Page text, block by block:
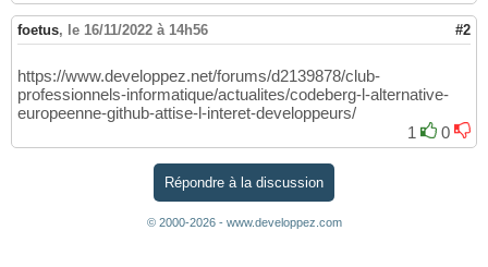
foetus, le 16/11/2022 à 14h56 #2
https://www.developpez.net/forums/d2139878/club-
professionnels-informatique/actualites/codeberg-l-alternative-
europeenne-github-attise-l-interet-developpeurs/
1
0
Répondre à la discussion
© 2000-2026 - www.developpez.com